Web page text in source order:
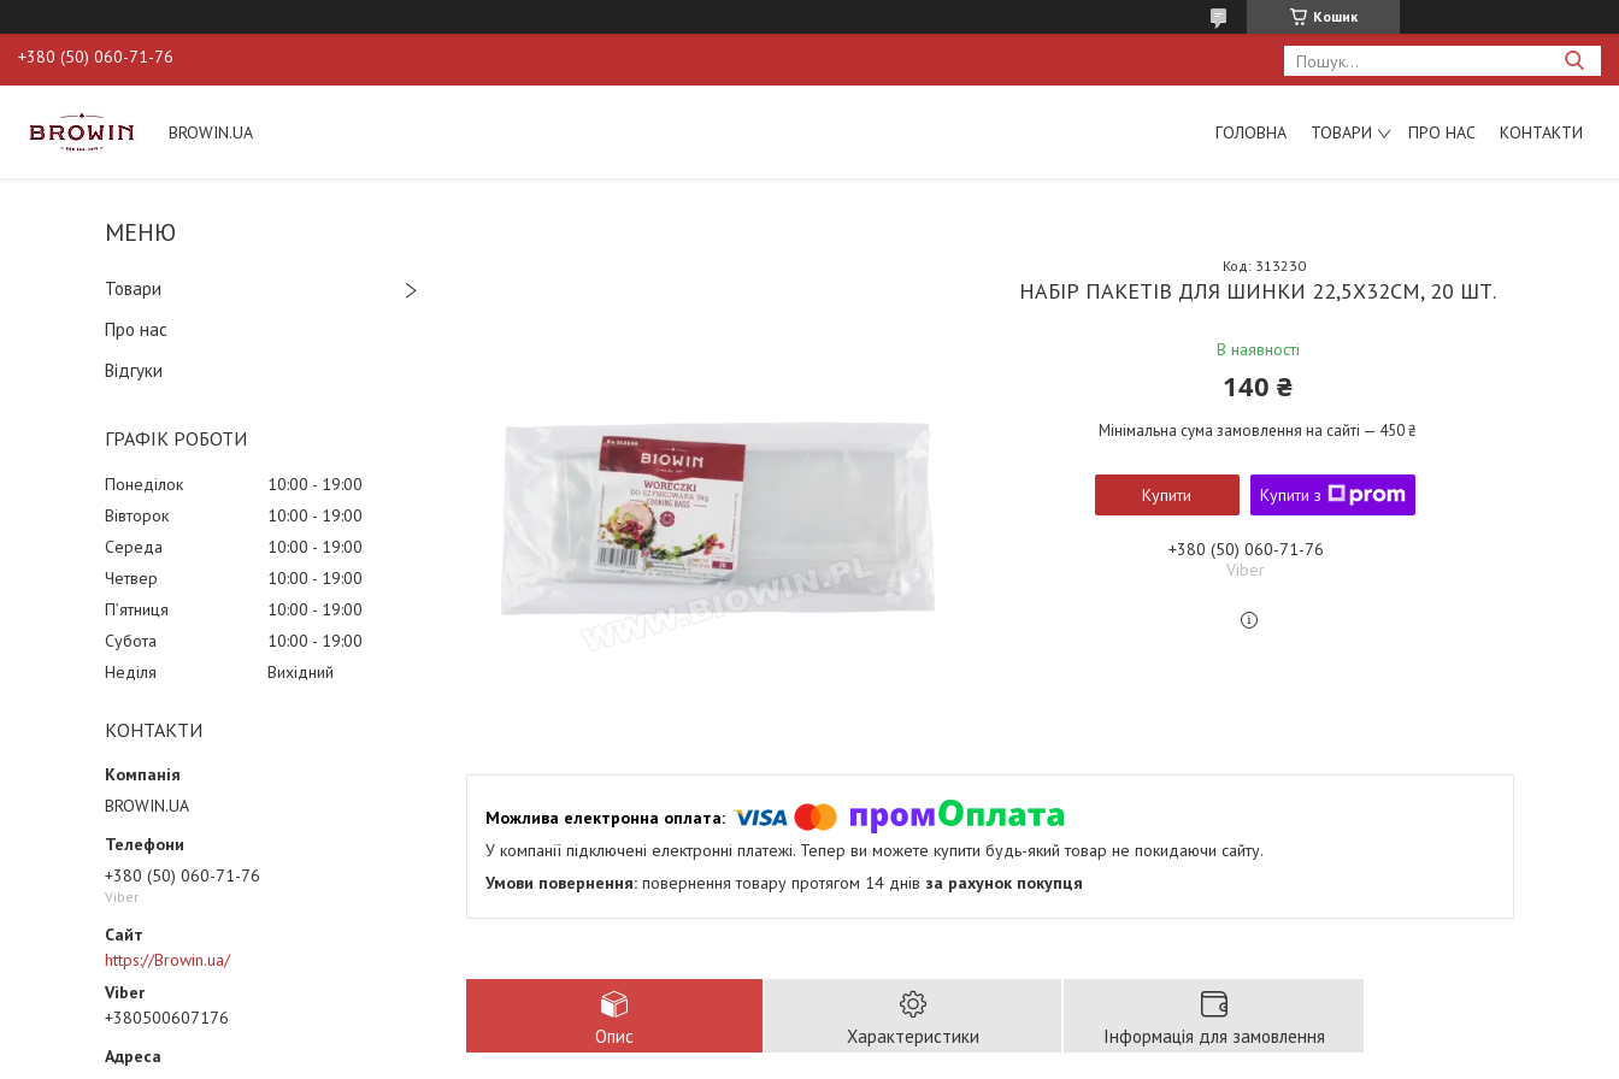
Кошик
+380 (50) 060-71-76
BROWIN.UA ГОЛОВНА ТОВАРИ ПРО НАС КОНТАКТИ
Товари
Про нас
Відгуки
ГРАФІК РОБОТИ
Понеділок 10:00
19:00
Вівторок
10:00
19:00
Середа
10:00
19:00
Четвер
10:00
19:00
Пʼятниця
10:00
19:00
Субота
10:00
19:00
Неділя
Вихідний
КОНТАКТИ
BROWIN.UA
+380 (50) 060-71-76
Viber
https://Browin.ua/
+380500607176
НАБІР ПАКЕТІВ ДЛЯ ШИНКИ 22,5X32CM, 20 ШТ.
В наявності
Код: 313230
140 ₴
Мінімальна сума замовлення на сайті — 450 ₴
Купити Купити з
+380 (50) 060-71-76
Viber
У компанії підключені електронні платежі. Тепер ви можете купити будь-який товар не покидаючи сайту.
повернення товару протягом 14 днів за рахунок покупця
Опис Характеристики Інформація для замовлення